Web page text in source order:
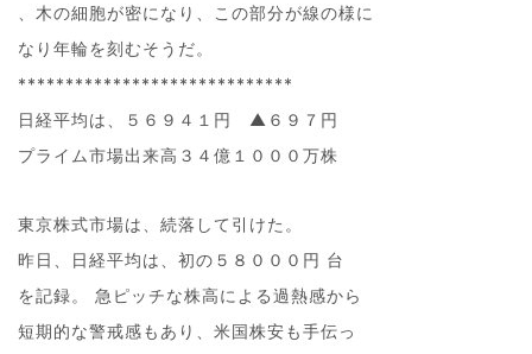
、木の細胞が密になり、この部分が線の様に
なり年輪を刻むそうだ。
*****************************
日経平均は、５６９４１円 ▲６９７円
プライム市場出来高３４億１０００万株
東京株式市場は、続落して引けた。
昨日、日経平均は、初の５８０００円 台
を記録。 急ピッチな株高による過熱感から
短期的な警戒感もあり、米国株安も手伝っ